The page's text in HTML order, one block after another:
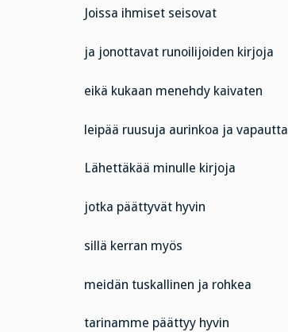
Joissa ihmiset seisovat
ja jonottavat runoilijoiden kirjoja
eikä kukaan menehdy kaivaten
leipää ruusuja aurinkoa ja vapautta
Lähettäkää minulle kirjoja
jotka päättyvät hyvin
sillä kerran myös
meidän tuskallinen ja rohkea
tarinamme päättyy hyvin